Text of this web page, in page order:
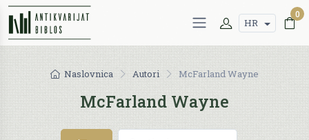
HR
0
Naslovnica Autori McFarland Wayne
McFarland Wayne